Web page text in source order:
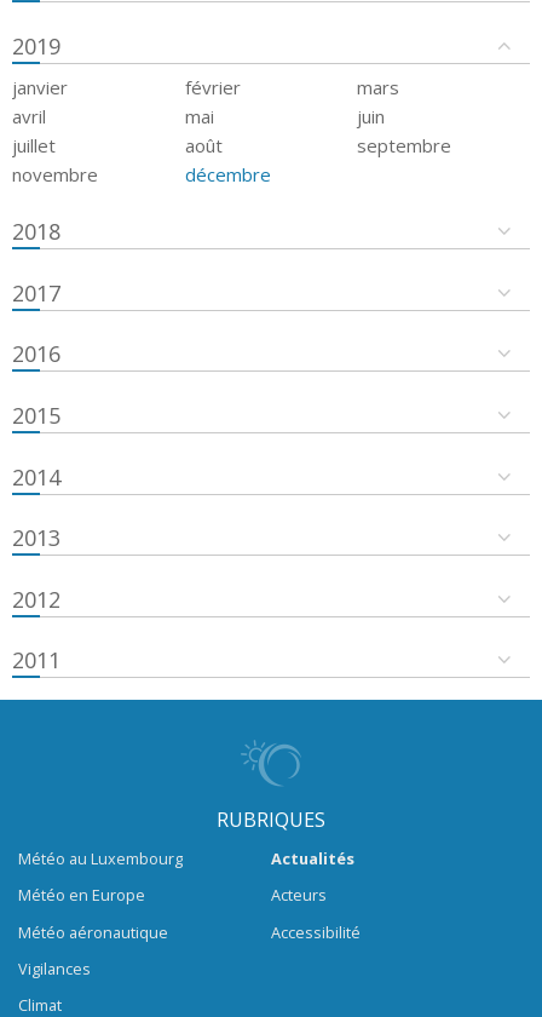
2019
janvier février
mars
avril
mai
juin
juillet
août
septembre
novembre
décembre
2018
2017
2016
2015
2014
2013
2012
2011
RUBRIQUES
Météo au Luxembourg
Météo en Europe
Météo aéronautique
Vigilances
Climat
Actualités
Acteurs
Accessibilité